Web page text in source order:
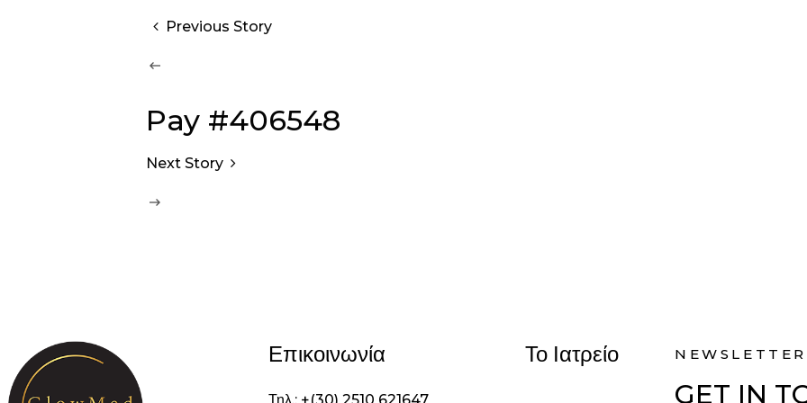
Previous Story
Pay #406548
Next Story
Επικοινωνία Το Ιατρείο NEWSLETTER
GET IN